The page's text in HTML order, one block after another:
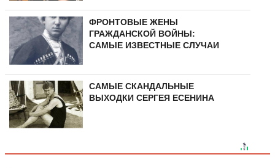
ФРОНТОВЫЕ ЖЕНЫ
ГРАЖДАНСКОЙ ВОЙНЫ:
САМЫЕ ИЗВЕСТНЫЕ СЛУЧАИ
САМЫЕ СКАНДАЛЬНЫЕ
ВЫХОДКИ СЕРГЕЯ ЕСЕНИНА